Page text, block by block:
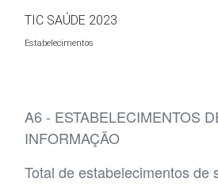
Ir para o conteúdo
TIC SAÚDE 2023
Estabelecimentos
A6 - ESTABELECIMENTOS
INFORMAÇÃO
Total de estabelecimentos